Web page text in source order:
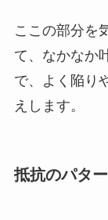
ここの部分を
て、なかなか
で、よく陥り
えします。
抵抗のパタ